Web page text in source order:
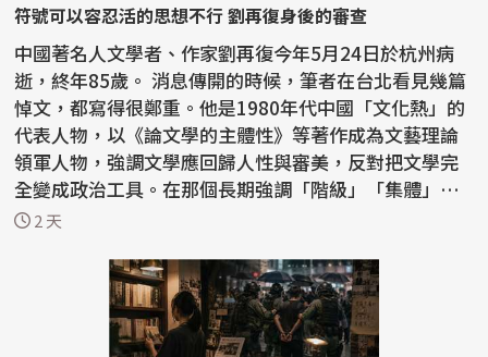
符號可以容忍活的思想不行 劉再復身後的審查
中國著名人文學者、作家劉再復今年5月24日於杭州病
逝，終年85歲。 消息傳開的時候，筆者在台北看見幾篇
悼文，都寫得很鄭重。他是1980年代中國「文化熱」的
代表人物，以《論文學的主體性》等著作成為文藝理論
領軍人物，強調文學應回歸人性與審美，反對把文學完
全變成政治工具。在那個長期強調「階級」「集體」
「革命敘...
2 天